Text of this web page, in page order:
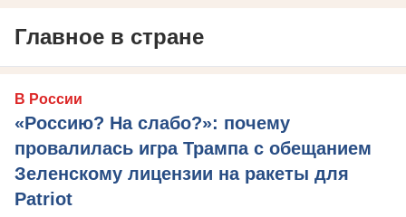
Главное в стране
В России
«Россию? На слабо?»: почему
провалилась игра Трампа с обещанием
Зеленскому лицензии на ракеты для
Patriot